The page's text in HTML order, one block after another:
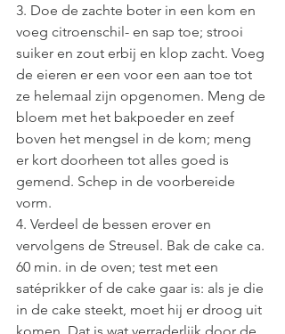
3. Doe de zachte boter in een kom en
voeg citroenschil- en sap toe; strooi
suiker en zout erbij en klop zacht. Voeg
de eieren er een voor een aan toe tot
ze helemaal zijn opgenomen. Meng de
bloem met het bakpoeder en zeef
boven het mengsel in de kom; meng
er kort doorheen tot alles goed is
gemend. Schep in de voorbereide
vorm.
4. Verdeel de bessen erover en
vervolgens de Streusel. Bak de cake ca.
60 min. in de oven; test met een
satéprikker of de cake gaar is: als je die
in de cake steekt, moet hij er droog uit
komen. Dat is wat verraderlijk door de